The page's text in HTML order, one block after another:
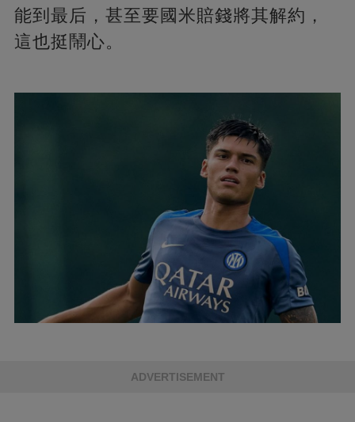
能到最后，甚至要國米賠錢將其解約，
這也挺鬧心。
ADVERTISEMENT